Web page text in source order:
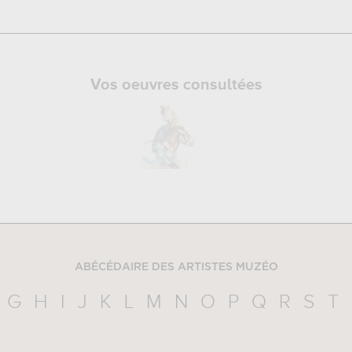
Vos oeuvres consultées
ABÉCÉDAIRE DES ARTISTES MUZÉO
G H I J K L M N O P Q R S T